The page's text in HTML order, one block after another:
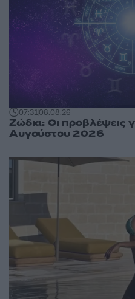
07:3108.08.26
Ζώδια: Οι προβλέψεις
Αυγούστου 2026